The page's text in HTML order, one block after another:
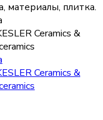
материалы, плитка.
Ceramics &
Ceramics &